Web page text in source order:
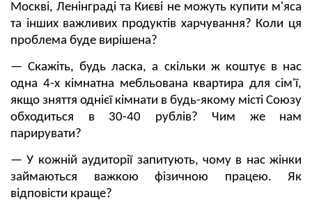
Москві, Ленінграді та Києві не можуть купити м'яса
та інших важливих продуктів харчування? Коли ця
проблема буде вирішена?
— Скажіть, будь ласка, а скільки ж коштує в нас
одна 4-х кімнатна мебльована квартира для сім'ї,
якщо зняття однієї кімнати в будь-якому місті Союзу
обходиться в 30-40 рублів? Чим же нам
парирувати?
— У кожній аудиторії запитують, чому в нас жінки
займаються важкою фізичною працею. Як
відповісти краще?